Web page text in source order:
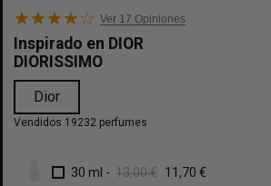
Ver 17 Opiniones
Inspirado en DIOR
DIORISSIMO
Dior
Vendidos 19232 perfumes
30 ml - 13,00 € 11,70 €